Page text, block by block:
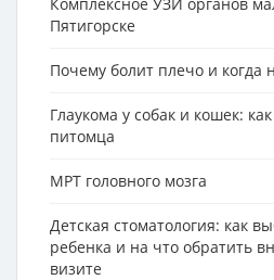
Пятигорске
Почему болит плечо и когда
Глаукома у собак и кошек:
питомца
МРТ головного мозга
Детская стоматология: как
ребенка и на что обратить
визите